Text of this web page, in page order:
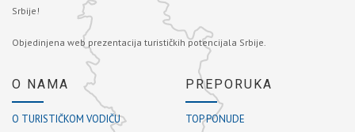
Srbije!
Objedinjena web prezentacija turističkih potencijala Srbije.
O NAMA
O TURISTIČKOM VODIČU
PREPORUKA
TOP PONUDE